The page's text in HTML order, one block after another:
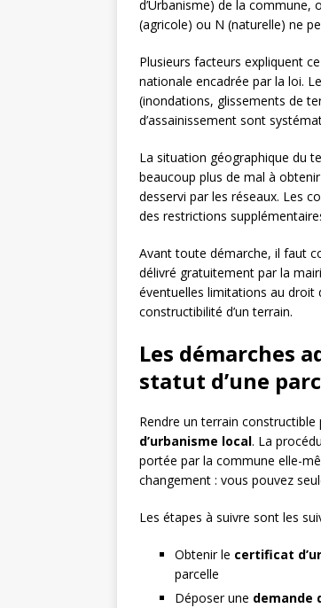
d’Urbanisme) de la
(agricole) ou N (naturelle) ne
Plusieurs facteurs expliquent
nationale encadrée par la loi.
(inondations, glissements de
d’assainissement sont
La situation géographique du
beaucoup plus de mal à
desservi par les réseaux. Les
des restrictions
Avant toute démarche, il faut
délivré gratuitement par la
éventuelles limitations au droit
constructibilité d’un terrain.
Les démarches
statut d’une
Rendre un terrain
d’urbanisme local. La
portée par la commune elle-
changement : vous pouvez
Les étapes à suivre sont les
Obtenir le certificat
parcelle
Déposer une demande